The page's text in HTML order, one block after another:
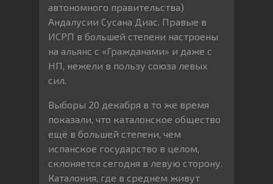
автономного правительства)
Андалусии Сусана Диас. Правые в
ИСРП в большей степени настроены
на альянс с «Гражданами» и даже с
НП, нежели в пользу союза левых
сил.
Выборы 20 декабря в то же время
показали, что каталонское общество
ещё в большей степени, чем
испанское государство в целом,
склоняется сегодня в левую сторону.
Каталония, где в среднем живут